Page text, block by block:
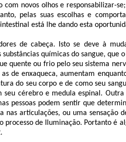
novos olhos e responsabilizar-
pelas suas escolhas e
está lhe dando esta
de cabeça. Isto se deve à
químicas do sangue, que
quente ou frio pelo seu sistema
de enxaqueca, aumentam
do seu corpo e de como seu
seu cérebro e medula espinal.
pessoas podem sentir que
articulações, ou uma sensação
de Iluminação. Portanto é